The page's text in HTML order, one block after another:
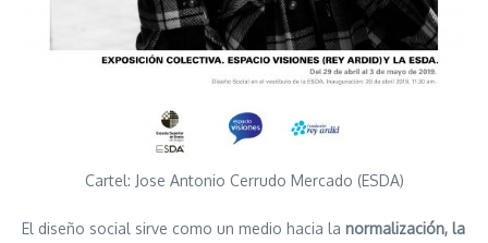
Cartel: Jose Antonio Cerrudo Mercado (ESDA)
El diseño social sirve como un medio hacia la normalización, la